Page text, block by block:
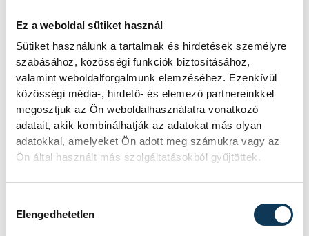
Ez a weboldal sütiket használ
Sütiket használunk a tartalmak és hirdetések személyre
szabásához, közösségi funkciók biztosításához,
valamint weboldalforgalmunk elemzéséhez. Ezenkívül
közösségi média-, hirdető- és elemező partnereinkkel
megosztjuk az Ön weboldalhasználatra vonatkozó
adatait, akik kombinálhatják az adatokat más olyan
adatokkal, amelyeket Ön adott meg számukra vagy az
Ön által használt más szolgáltatásokból gyűjtöttek.
Elengedhetetlen
Papírsárkányok, Hegedűs Józsi és a
Vadvirág együttes, Villő, a Modern Art
Orchestra, valamint a Karaván Família
szórakoztatja majd a nézőket.
A taliándörögdi nagyszínpad korábban
bejelentett fellépőihez csatlakozik a Parno
Graszt, a Duckshell, Ajsa Luna, Cserihanna,
Péterfy Bori & Love Band, a Hűvös, a Fiúk,
a Csaknekedkislány, Saya Noé, Szabó